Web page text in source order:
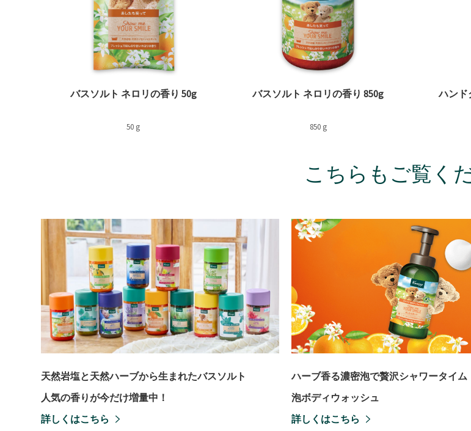
バスソルト ネロリの香り 50g
50 g
バスソルト ネロリの香り 850g
850 g
ハンド
こちらもご覧く
天然岩塩と天然ハーブから生まれたバスソルト
人気の香りが今だけ増量中！
詳しくはこちら
ハーブ香る濃密泡で贅沢シャワータイム
泡ボディウォッシュ
詳しくはこちら